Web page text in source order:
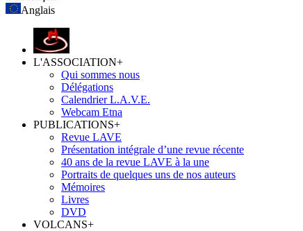
Anglais
L'ASSOCIATION+
Qui sommes nous
Délégations
Calendrier L.A.V.E.
Webcam Etna
PUBLICATIONS+
Revue LAVE
Présentation intégrale d’une revue récente
40 ans de la revue LAVE à la une
Portraits de quelques uns de nos auteurs
Mémoires
Livres
DVD
VOLCANS+